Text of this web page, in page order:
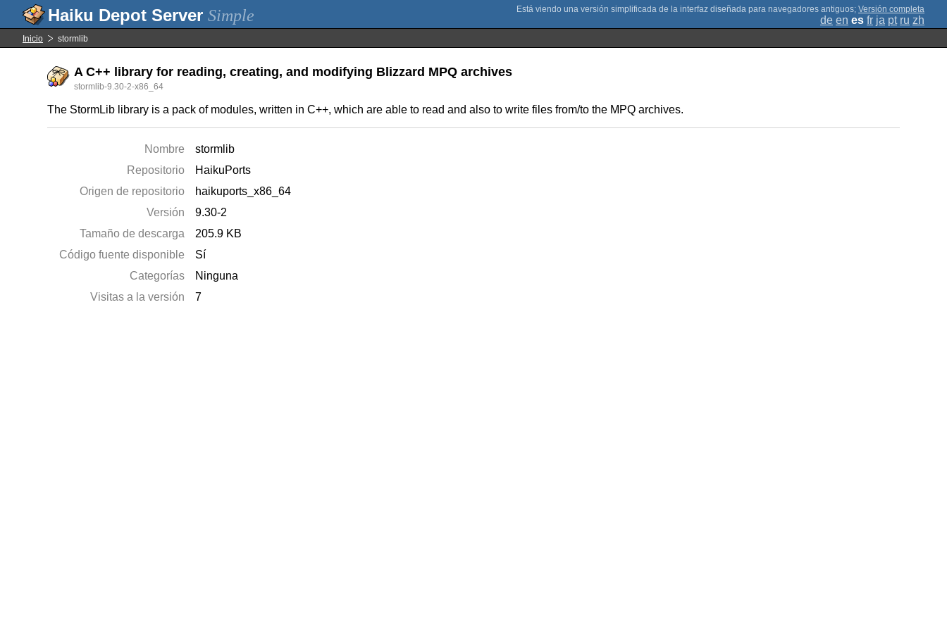
Simple ; Versión completa
de en es fr ja pt ru zh
Inicio stormlib
A C++ library for reading, creating, and modifying Blizzard MPQ archives
stormlib-9.30-2-x86_64
The StormLib library is a pack of modules, written in C++, which are able to read and also to write files from/to the MPQ archives.
Nombre
stormlib
Repositorio
HaikuPorts
Origen de repositorio
haikuports_x86_64
Versión
9.30-2
Tamaño de descarga
205.9 KB
Código fuente disponible
Sí
Categorías
Ninguna
Visitas a la versión
7